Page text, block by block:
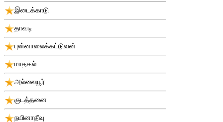
இடைக்காடு
தாவடி
புன்னாலைக்கட்டுவன்
மாதகல்
அல்லையூர்
குடத்தனை
நயினாதீவு